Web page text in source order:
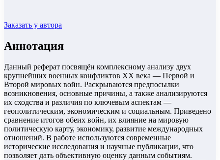
Заказать у автора
Аннотация
Данный реферат посвящён комплексному анализу двух
крупнейших военных конфликтов XX века — Первой и
Второй мировых войн. Раскрываются предпосылки
возникновения, основные причины, а также анализируются
их сходства и различия по ключевым аспектам —
геополитическим, экономическим и социальным. Приведено
сравнение итогов обеих войн, их влияние на мировую
политическую карту, экономику, развитие международных
отношений. В работе используются современные
исторические исследования и научные публикации, что
позволяет дать объективную оценку данным событиям.